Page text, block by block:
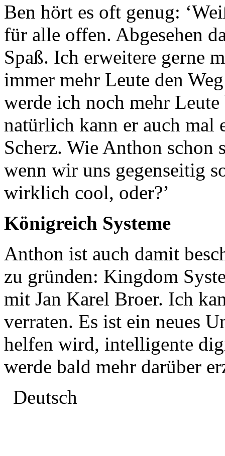
Ben hört es oft genug:
für alle offen. Abgesehen
Spaß. Ich erweitere gerne
immer mehr Leute den
werde ich noch mehr
natürlich kann er auch mal
Scherz. Wie Anthon schon
wenn wir uns gegenseitig
wirklich cool, oder?’
Königreich Systeme
Anthon ist auch damit
zu gründen: Kingdom
mit Jan Karel Broer. Ich
verraten. Es ist ein neues
helfen wird, intelligente
werde bald mehr darüber
Deutsch